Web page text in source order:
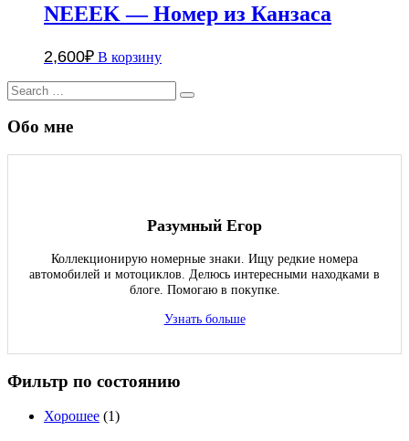
NEEEK — Номер из Канзаса
2,600₽ В корзину
Search
for:
Search
Обо мне
Разумный Егор
Коллекционирую номерные знаки. Ищу редкие номера
автомобилей и мотоциклов. Делюсь интересными находками в
блоге. Помогаю в покупке.
Узнать больше
Фильтр по состоянию
Хорошее (1)